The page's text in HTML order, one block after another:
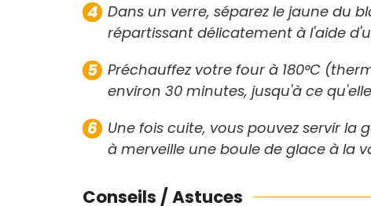
Dans un verre, séparez le jaune du
répartissant délicatement à l'aide
Préchauffez votre four à 180°C
environ 30 minutes, jusqu'à ce
Une fois cuite, vous pouvez servir la
à merveille une boule de glace à la
Conseils / Astuces